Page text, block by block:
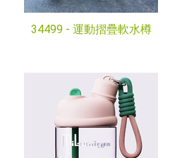
34499 - 運動摺疊軟水樽